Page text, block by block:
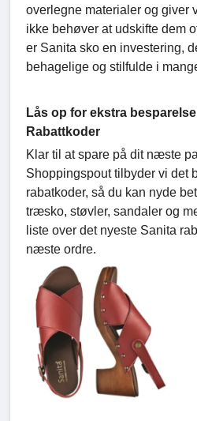
overlegne materialer og giver
ikke behøver at udskifte dem
er Sanita sko en investering,
behagelige og stilfulde i
Lås op for ekstra
Rabattkoder
Klar til at spare på dit næste
Shoppingspout tilbyder vi det
rabatkoder, så du kan nyde
træsko, støvler, sandaler og
liste over det nyeste Sanita
næste ordre.